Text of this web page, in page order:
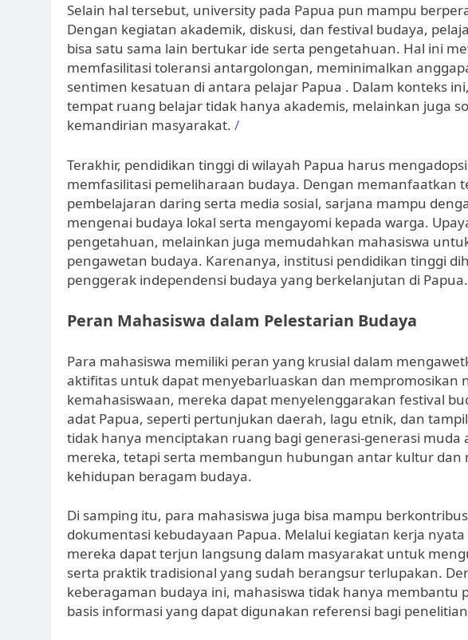
Selain hal tersebut, university pada Papua pun mampu
Dengan kegiatan akademik, diskusi, dan festival budaya,
bisa satu sama lain bertukar ide serta pengetahuan. Hal ini
memfasilitasi toleransi antargolongan, meminimalkan
sentimen kesatuan di antara pelajar Papua . Dalam konteks
tempat ruang belajar tidak hanya akademis, melainkan juga
kemandirian masyarakat. /
Terakhir, pendidikan tinggi di wilayah Papua harus
memfasilitasi pemeliharaan budaya. Dengan memanfaatkan
pembelajaran daring serta media sosial, sarjana mampu
mengenai budaya lokal serta mengayomi kepada warga.
pengetahuan, melainkan juga memudahkan mahasiswa
pengawetan budaya. Karenanya, institusi pendidikan tinggi
penggerak independensi budaya yang berkelanjutan di Papua.
Peran Mahasiswa dalam Pelestarian Budaya
Para mahasiswa memiliki peran yang krusial dalam
aktifitas untuk dapat menyebarluaskan dan mempromosikan
kemahasiswaan, mereka dapat menyelenggarakan festival
adat Papua, seperti pertunjukan daerah, lagu etnik, dan
tidak hanya menciptakan ruang bagi generasi-generasi muda
mereka, tetapi serta membangun hubungan antar kultur dan
kehidupan beragam budaya.
Di samping itu, para mahasiswa juga bisa mampu
dokumentasi kebudayaan Papua. Melalui kegiatan kerja
mereka dapat terjun langsung dalam masyarakat untuk
serta praktik tradisional yang sudah berangsur terlupakan.
keberagaman budaya ini, mahasiswa tidak hanya membantu
basis informasi yang dapat digunakan referensi bagi